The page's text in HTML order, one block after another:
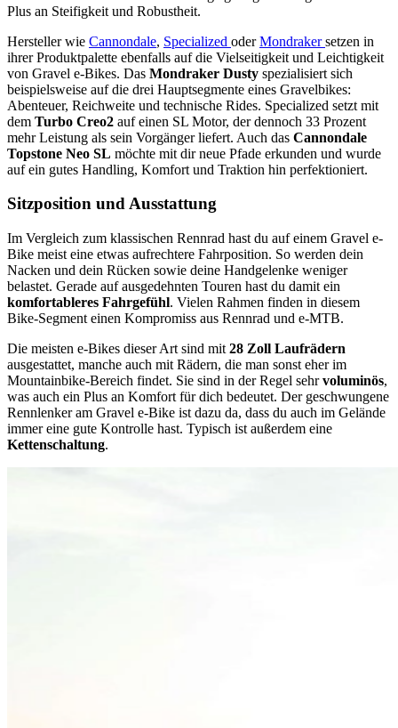
Plus an Steifigkeit und Robustheit.
Hersteller wie Cannondale, Specialized oderMondrakersetzen in
ihrer Produktpalette ebenfalls auf die Vielseitigkeit und Leichtigkeit
von Gravel e-Bikes. Das Mondraker Dusty spezialisiert sich
beispielsweise auf die drei Hauptsegmente eines Gravelbikes:
Abenteuer, Reichweite und technische Rides. Specialized setzt mit
dem Turbo Creo2 auf einen SL Motor, der dennoch 33 Prozent
mehr Leistung als sein Vorgänger liefert. Auch das Cannondale
Topstone Neo SL möchte mit dir neue Pfade erkunden und wurde
auf ein gutes Handling, Komfort und Traktion hin perfektioniert.
Sitzposition und Ausstattung
Im Vergleich zum klassischen Rennrad hast du auf einem Gravel e-
Bike meist eine etwas aufrechtere Fahrposition. So werden dein
Nacken und dein Rücken sowie deine Handgelenke weniger
belastet. Gerade auf ausgedehnten Touren hast du damit ein
komfortableres Fahrgefühl. Vielen Rahmen finden in diesem
Bike-Segment einen Kompromiss aus Rennrad und e-MTB.
Die meisten e-Bikes dieser Art sind mit 28 Zoll Laufrädern
ausgestattet, manche auch mit Rädern, die man sonst eher im
Mountainbike-Bereich findet. Sie sind in der Regel sehrvoluminös,
was auch ein Plus an Komfort für dich bedeutet. Der geschwungene
Rennlenker am Gravel e-Bike ist dazu da, dass du auch im Gelände
immer eine gute Kontrolle hast. Typisch ist außerdem eine
Kettenschaltung.